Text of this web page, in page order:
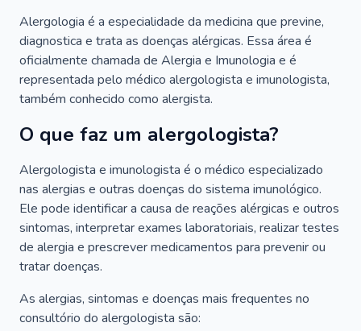
Alergologia é a especialidade da medicina que previne,
diagnostica e trata as doenças alérgicas. Essa área é
oficialmente chamada de Alergia e Imunologia e é
representada pelo médico alergologista e imunologista,
também conhecido como alergista.
O que faz um alergologista?
Alergologista e imunologista é o médico especializado
nas alergias e outras doenças do sistema imunológico.
Ele pode identificar a causa de reações alérgicas e outros
sintomas, interpretar exames laboratoriais, realizar testes
de alergia e prescrever medicamentos para prevenir ou
tratar doenças.
As alergias, sintomas e doenças mais frequentes no
consultório do alergologista são: